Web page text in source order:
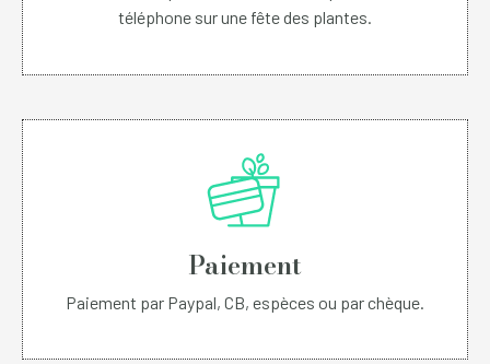
téléphone sur une fête des plantes.
Paiement
Paiement par Paypal, CB, espèces ou par chèque.